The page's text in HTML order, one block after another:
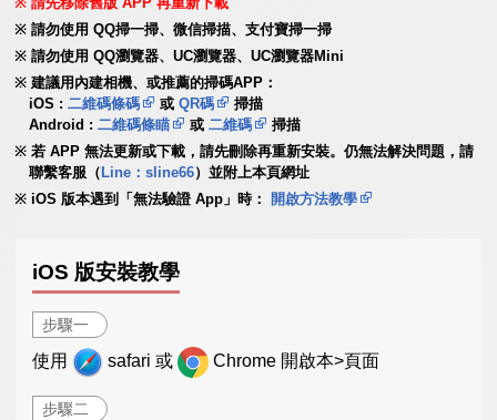
請勿使用 QQ掃一掃、微信掃描、支付寶掃一掃
請勿使用 QQ瀏覽器、UC瀏覽器、UC瀏覽器Mini
建議用內建相機、或推薦的掃碼APP：
iOS :二維碼條碼 或QR碼
掃描
Android :二維碼條瞄 或二維碼
掃描
若 APP 無法更新或下載，請先刪除再重新安裝。仍無法解決問題，請
聯繫客服（ Line：sline66）並附上本頁網址
iOS 版本遇到「無法驗證 App」時：
開啟方法教學
iOS 版安裝教學
步驟一
使用 safari 或 Chrome 開啟本>頁面
步驟二